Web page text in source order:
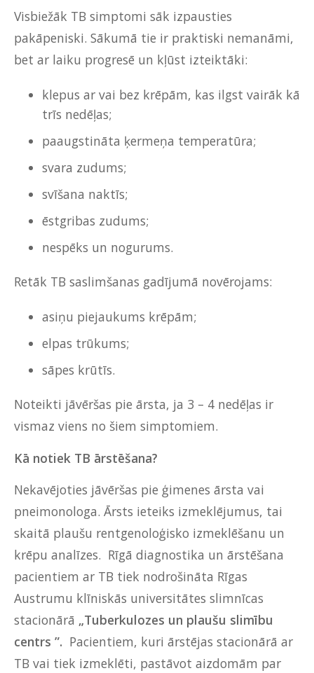
Visbiežāk TB simptomi sāk izpausties
pakāpeniski. Sākumā tie ir praktiski nemanāmi,
bet ar laiku progresē un kļūst izteiktāki:
klepus ar vai bez krēpām, kas ilgst vairāk kā
trīs nedēļas;
paaugstināta ķermeņa temperatūra;
svara zudums;
svīšana naktīs;
ēstgribas zudums;
nespēks un nogurums.
Retāk TB saslimšanas gadījumā novērojams:
asiņu piejaukums krēpām;
elpas trūkums;
sāpes krūtīs.
Noteikti jāvēršas pie ārsta, ja 3 – 4 nedēļas ir
vismaz viens no šiem simptomiem.
Kā notiek TB ārstēšana?
Nekavējoties jāvēršas pie ģimenes ārsta vai
pneimonologa. Ārsts ieteiks izmeklējumus, tai
skaitā plaušu rentgenoloģisko izmeklēšanu un
krēpu analīzes. Rīgā diagnostika un ārstēšana
pacientiem ar TB tiek nodrošināta Rīgas
Austrumu klīniskās universitātes slimnīcas
stacionārā „Tuberkulozes un plaušu slimību
centrs ”. Pacientiem, kuri ārstējas stacionārā ar
TB vai tiek izmeklēti, pastāvot aizdomām par